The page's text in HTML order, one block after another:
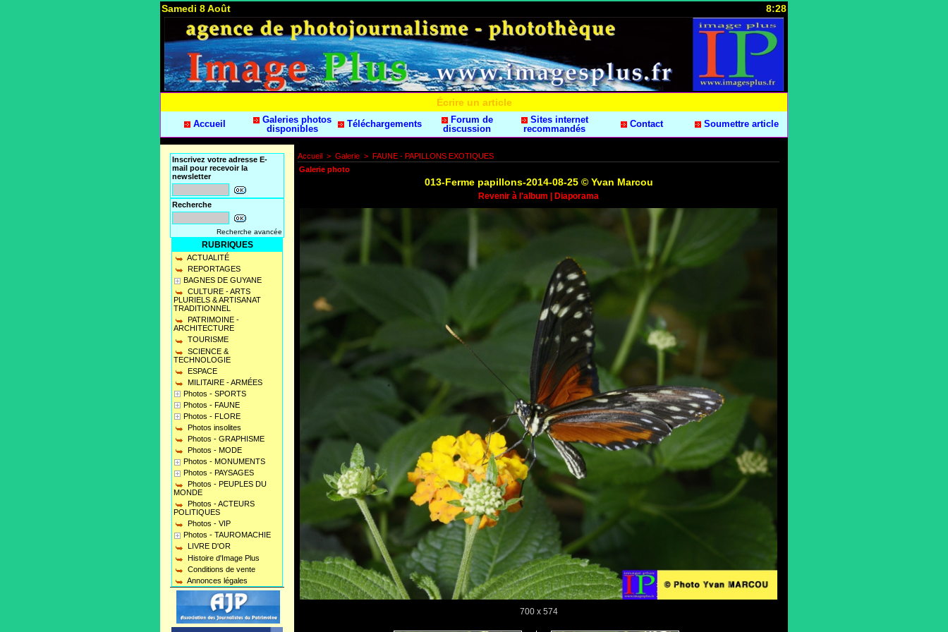
Samedi 8 Août 8:28
Écrire un article
Accueil
Galeries photos
disponibles
Téléchargements
Forum de
discussion
Sites internet
recommandés
Contact Soumettre article
Inscrivez votre adresse E-
mail pour recevoir la
newsletter
Recherche
Recherche avancée
RUBRIQUES
ACTUALITÉ
REPORTAGES
BAGNES DE GUYANE
CULTURE - ARTS
PLURIELS & ARTISANAT
TRADITIONNEL
PATRIMOINE -
ARCHITECTURE
TOURISME
SCIENCE &
TECHNOLOGIE
ESPACE
MILITAIRE - ARMÉES
Photos - SPORTS
Photos - FAUNE
Photos - FLORE
Photos insolites
Photos - GRAPHISME
Photos - MODE
Photos - MONUMENTS
Photos - PAYSAGES
Photos - PEUPLES DU
MONDE
Photos - ACTEURS
POLITIQUES
Photos - VIP
Photos - TAUROMACHIE
LIVRE D'OR
Histoire d'Image Plus
Conditions de vente
Annonces légales
Accueil > Galerie > FAUNE - PAPILLONS EXOTIQUES
Galerie photo
013-Ferme papillons-2014-08-25 © Yvan Marcou
Revenir à l'album Diaporama
700 x 574